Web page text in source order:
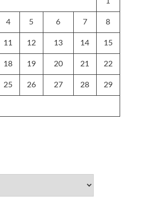
4 5 6 7 8
11 12 13 14 15
18 19 20 21 22
25 26 27 28 29